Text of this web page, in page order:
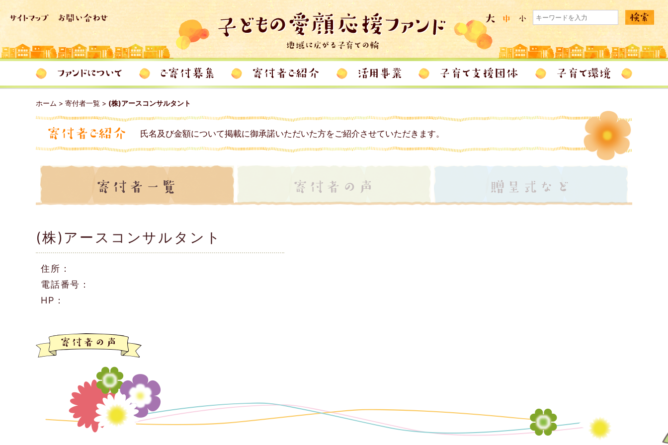
ホーム > 寄付者一覧 > (株)アースコンサルタント
氏名及び金額について掲載に御承諾いただいた方をご紹介させていただきます。
(株)アースコンサルタント
住所：
電話番号：
HP：